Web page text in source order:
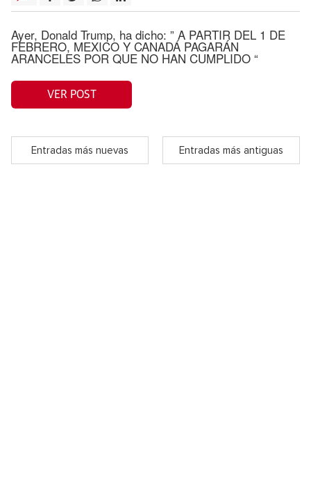
Ayer, Donald Trump, ha dicho: ” A PARTIR DEL 1 DE
FEBRERO, MEXICO Y CANADÁ PAGARÁN
ARANCELES POR QUE NO HAN CUMPLIDO “
VER POST
Entradas más nuevas Entradas más antiguas